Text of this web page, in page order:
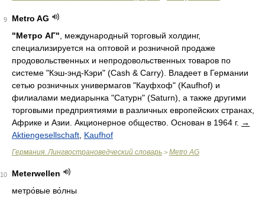
9
Metro AG
"Метро АГ" , международный торговый холдинг,
специализируется на оптовой и розничной продаже
продовольственных и непродовольственных товаров по
системе "Кэш-энд-Кэри" (Cash & Carry). Владеет в Германии
сетью розничных универмагов "Кауфхоф" (Kaufhof) и
филиалами медиарынка "Сатурн" (Saturn), а также другими
торговыми предприятиями в различных европейских странах,
Африке и Азии. Акционерное общество. Основан в 1964 г. →
Aktiengesellschaft Kaufhof
Германия. Лингвострановедческий словарь > Metro AG
10
Meterwellen
метро́вые во́лны